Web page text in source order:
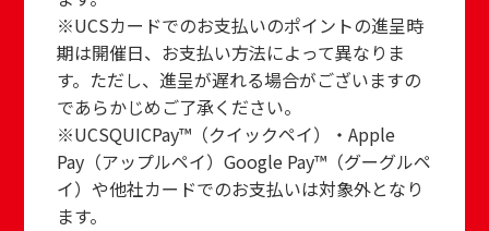
※UCSカードでのお支払いのポイントの進呈時
期は開催日、お支払い方法によって異なりま
す。ただし、進呈が遅れる場合がございますの
であらかじめご了承ください。
※UCSQUICPay™（クイックペイ）・Apple
Pay（アップルペイ）Google Pay™（グーグルペ
イ）や他社カードでのお支払いは対象外となり
ます。